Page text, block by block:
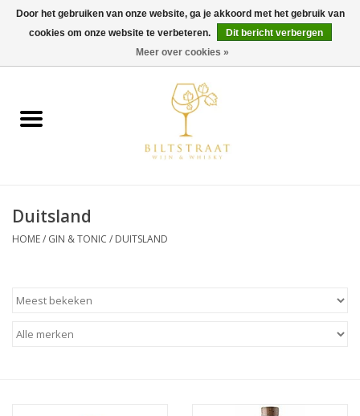
0 Artikelen - €0,00
Wijn
Gin & Tonic
Gedestilleerd
Duitsland
HOME/ GIN & TONIC / DUITSLAND
Door het gebruiken van onze website, ga je akkoord met het gebruik van
cookies om onze website te verbeteren.
Dit bericht verbergen
Meer over cookies »